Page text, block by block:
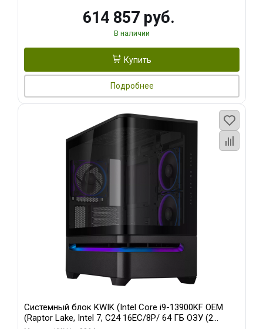
614 857 руб.
В наличии
Купить
Подробнее
Системный блок KWIK (Intel Core i9-13900KF OEM
(Raptor Lake, Intel 7, C24 16EC/8P/ 64 ГБ ОЗУ (2